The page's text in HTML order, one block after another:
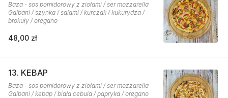
Baza - sos pomidorowy z ziołami / ser mozzarella
Galbani / szynka / salami / kurczak / kukurydza /
brokuły / oregano
48,00 zł
13. KEBAP
Baza - sos pomidorowy z ziołami / ser mozzarella
Galbani / kebap / biała cebula / papryka / oregano